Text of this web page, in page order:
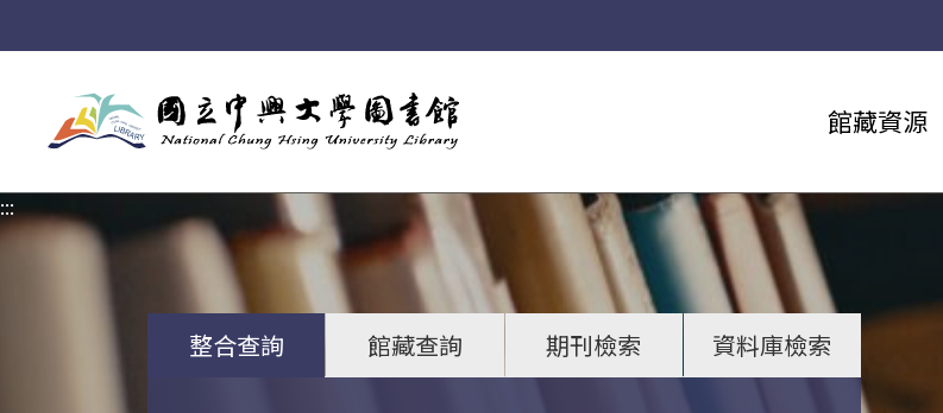
館藏資源
:::
整合查詢 館藏查詢 期刊檢索 資料庫檢索